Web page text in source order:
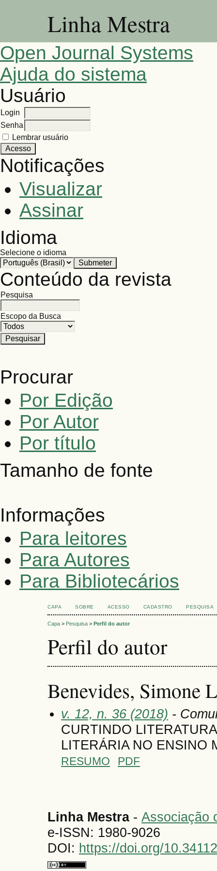
Linha Mestra
Open Journal Systems
Ajuda do sistema
Usuário
Login
Senha
Lembrar usuário
Notificações
Visualizar
Assinar
Idioma
Selecione o idioma
Conteúdo da revista
Pesquisa
Escopo da Busca
Procurar
Por Edição
Por Autor
Por título
Tamanho de fonte
Informações
Para leitores
Para Autores
Para Bibliotecários
CAPA SOBRE ACESSO CADASTRO PESQUISA
Capa > Pesquisa > Perfil do autor
Perfil do autor
Benevides, Simone
v. 12, n. 36 (2018) -
CURTINDO
LITERÁRIA NO ENSINO
RESUMO PDF
Linha Mestra - Associação
e-ISSN: 1980-9026
DOI: https://doi.org/